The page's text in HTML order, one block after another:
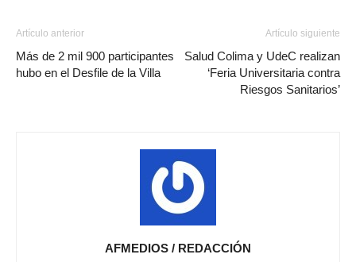
Artículo anterior
Más de 2 mil 900 participantes
hubo en el Desfile de la Villa
Artículo siguiente
Salud Colima y UdeC realizan
‘Feria Universitaria contra
Riesgos Sanitarios’
AFMEDIOS / REDACCIÓN